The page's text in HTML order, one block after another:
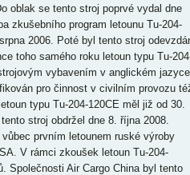
oblak se tento stroj poprvé vydal dne
zkušebního program letounu Tu-204-
2006. Poté byl tento stroj
toho samého roku letoun typu Tu-
vybavením v anglickém
pro činnost v civilním provozu
typu Tu-204-120CE měl již od 30.
stroj obdržel dne 8. října 2008.
prvním letounem ruské výroby
V rámci zkoušek letoun Tu-204-
Společnosti Air Cargo China byl tento